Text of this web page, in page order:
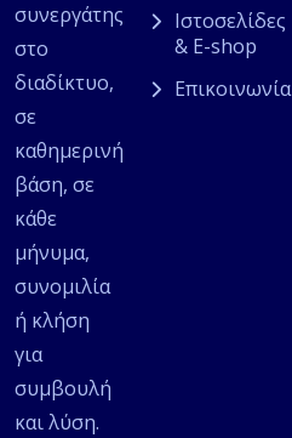
συνεργάτης
στο
διαδίκτυο,
σε
καθημερινή
βάση, σε
κάθε
μήνυμα,
συνομιλία
ή κλήση
για
συμβουλή
και λύση.
Ιστοσελίδες
& E-shop
Επικοινωνία